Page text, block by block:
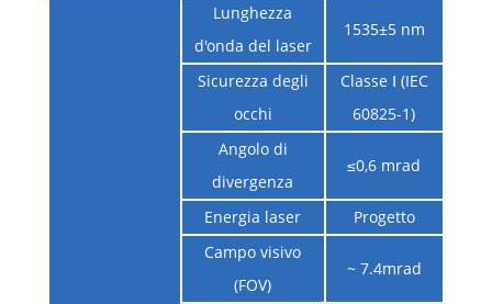
Lunghezza
d'onda del laser
1535±5 nm
Sicurezza degli
occhi
Classe Ⅰ (IEC
60825-1)
Angolo di
divergenza
≤0,6 mrad
Energia laser
Progetto
Campo visivo
(FOV)
~ 7.4mrad